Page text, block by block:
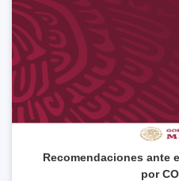
Recomendaciones ante
por